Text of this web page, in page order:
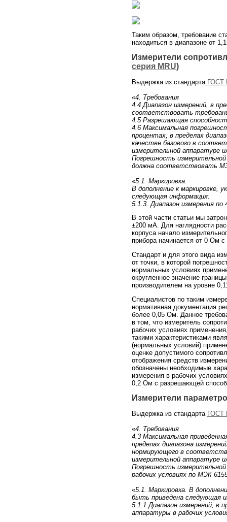
Таким образом, требование
находиться в диапазоне от
Измерители
серия MRU)
Выдержка из стандарта ГОСТ
«4. Требования
4.4 Диапазон измерений, в
соответствовать
4.5 Разрешающая
4.6 Максимальная
процентах, в пределах
качестве базового в
измерительной аппаратуре
Погрешность измерительной
должна соответствовать
«5.1. Маркировка.
В дополнение к маркировке,
следующая информация:
5.1.3. Диапазон измерения по
В этой части статьи мы
±200 мА. Для наглядности
корпуса начало
прибора начинается от 0 Ом
Стандарт и для этого вида
от точки, в которой
нормальных условиях
округленное значение
производителем на уровне
Специалистов по таким
нормативная документация
более 0,05 Ом. Данное
в том, что измеритель
рабочих условиях
такими характеристиками
(нормальных условий)
оценке допустимого
отображения средств
обозначены необходимые
измерения в рабочих
0,2 Ом с разрешающей
Измерители
Выдержка из стандарта ГОСТ
«4. Требования
4.3 Максимальная
пределах диапазона
нормирующего в
измерительной аппаратуре
Погрешность
рабочих условиях по МЭК
«5.1. Маркировка. В
быть приведена следующая
5.1.1 Диапазон измерений, в
аппаратуры в рабочих